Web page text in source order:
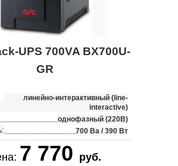
UPS 700VA BX700U-
GR
линейно-интерактивный (line-
interactive)
однофазный (220В)
700 Ва / 390 Вт
7 770 руб.